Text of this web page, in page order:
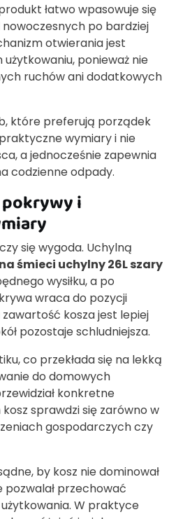
łatwo wpasowuje się
po bardziej
otwierania jest
ponieważ nie
ruchów ani dodatkowych
które preferują porządek
wymiary i nie
a jednocześnie zapewnia
codzienne odpady.
i
się wygoda. Uchylną
śmieci uchylny 26L szary
wysiłku, a po
wraca do pozycji
kosza jest lepiej
pozostaje schludniejsza.
co przekłada się na lekką
do domowych
konkretne
sprawdzi się zarówno w
gospodarczych czy
by kosz nie dominował
pozwalał przechować
W praktyce